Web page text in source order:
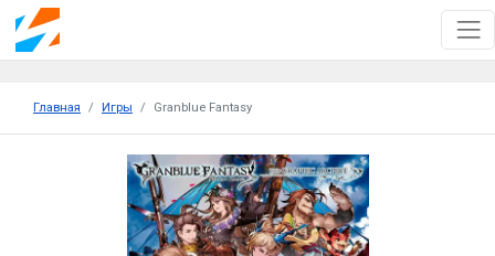
Главная Игры Granblue Fantasy